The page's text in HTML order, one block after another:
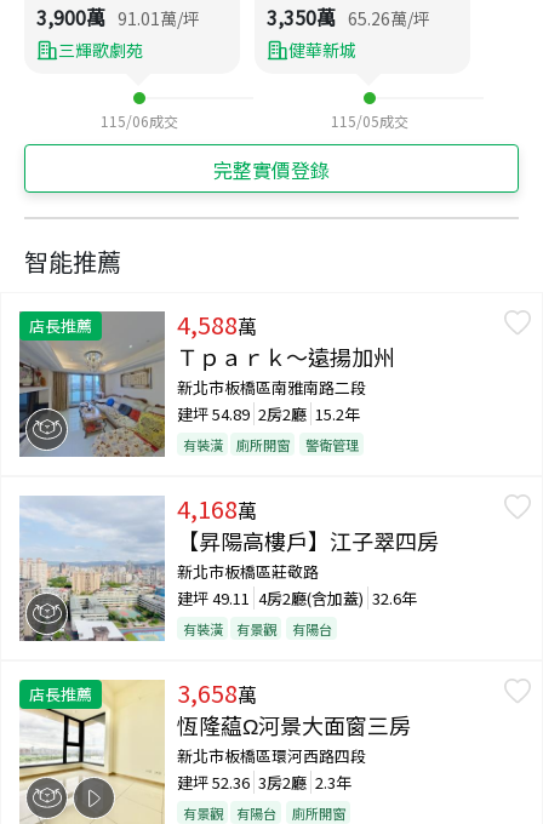
3,900萬 91.01 萬/坪
三輝歌劇苑
115/06成交
3,350萬 65.26萬/坪
健華新城
115/05成交
完整實價登錄
智能推薦
店長推薦 4,588萬
Ｔｐａｒｋ～遠揚加州
新北市板橋區南雅南路二段
建坪54.89 2房2廳 15.2年
有裝潢 廁所開窗 警衛管理
4,168萬
【昇陽高樓戶】江子翠四房
新北市板橋區莊敬路
建坪49.11 4房2廳(含加蓋) 32.6年
有裝潢 有景觀 有陽台
店長推薦 3,658萬
恆隆藴Ω河景大面窗三房
新北市板橋區環河西路四段
建坪52.36 3房2廳 2.3年
有景觀 有陽台 廁所開窗